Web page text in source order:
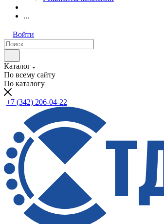
...
Войти
Каталог
По всему сайту
По каталогу
+7 (342) 206-04-22